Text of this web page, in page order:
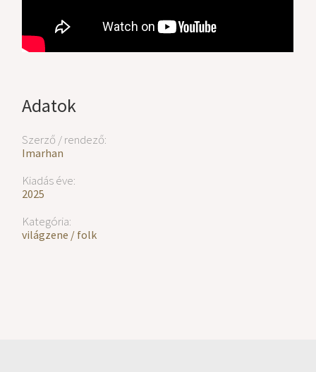
Adatok
Szerző / rendező:
Imarhan
Kiadás éve:
2025
Kategória:
világzene / folk